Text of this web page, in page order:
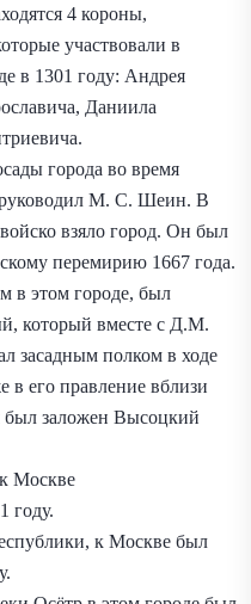
4 короны,
участвовали в
в 1301 году: Андрея
Даниила
города во время
М. С. Шеин. В
войско взяло город. Он был
перемирию 1667 года.
в этом городе, был
который вместе с Д.М.
засадным полком в ходе
в его правление вблизи
был заложен Высоцкий
Москве
году.
к Москве был